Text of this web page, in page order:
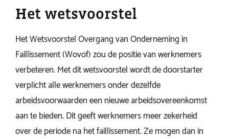
Het wetsvoorstel
Het Wetsvoorstel Overgang van Onderneming in
Faillissement (Wovof) zou de positie van werknemers
verbeteren. Met dit wetsvoorstel wordt de doorstarter
verplicht alle werknemers onder dezelfde
arbeidsvoorwaarden een nieuwe arbeidsovereenkomst
aan te bieden. Dit geeft werknemers meer zekerheid
over de periode na het faillissement. Ze mogen dan in